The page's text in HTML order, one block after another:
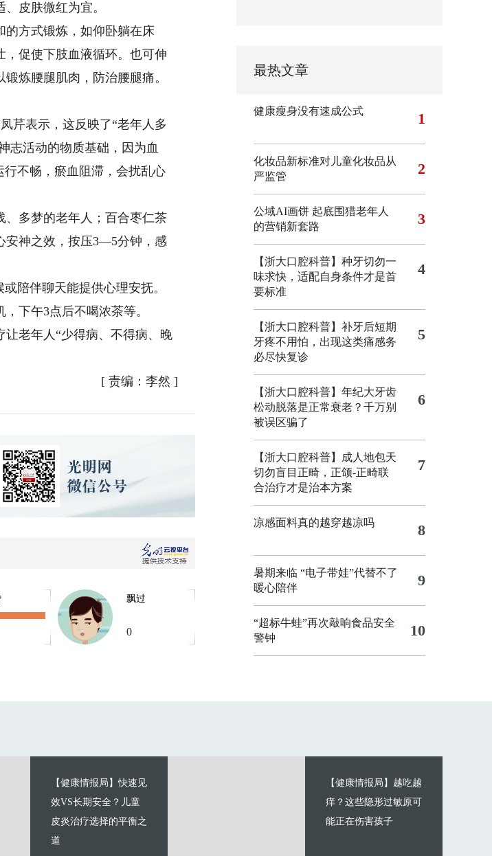
皮肤微红为宜。
方式锻炼，如仰卧躺在床
促使下肢血液循环。也可伸
炼腰腿肌肉，防治腰腿痛。
芹表示，这反映了“老年人多
志活动的物质基础，因为血
不畅，瘀血阻滞，会扰乱心
多梦的老年人；百合枣仁茶
安神之效，按压3—5分钟，感
陪伴聊天能提供心理安抚。
下午3点后不喝浓茶等。
老年人“少得病、不得病、晚
[ 责编：李然 ]
飘过
0
最热文章
健康瘦身没有速成公式 1
化妆品新标准对儿童化妆品从
严监管
2
公域AI画饼 起底围猎老年人
的营销新套路
3
【浙大口腔科普】种牙切勿一
味求快，适配自身条件才是首
要标准
4
【浙大口腔科普】补牙后短期
牙疼不用怕，出现这类痛感务
必尽快复诊
5
【浙大口腔科普】年纪大牙齿
松动脱落是正常衰老？千万别
被误区骗了
6
【浙大口腔科普】成人地包天
切勿盲目正畸，正颌‑正畸联
合治疗才是治本方案
7
凉感面料真的越穿越凉吗 8
暑期来临 “电子带娃”代替不了
暖心陪伴
9
“超标牛蛙”再次敲响食品安全
警钟
10
【健康情报局】快速见
效VS长期安全？儿童
皮炎治疗选择的平衡之
道
【健康情报局】越吃越
痒？这些隐形过敏原可
能正在伤害孩子